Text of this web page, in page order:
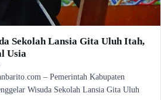
Sekolah Lansia Gita Uluh Itah,
Usia
– Pemerintah Kabupaten
Wisuda Sekolah Lansia Gita Uluh